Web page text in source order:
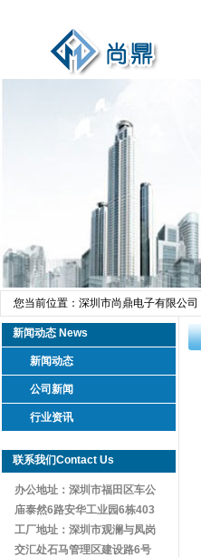
您当前位置： 深圳市尚鼎电子有限公司
新闻动态 News
新闻动态
公司新闻
行业资讯
联系我们Contact Us
办公地址：深圳市福田区车公
庙泰然6路安华工业园6栋403
工厂地址：深圳市观澜与凤岗
交汇处石马管理区建设路6号